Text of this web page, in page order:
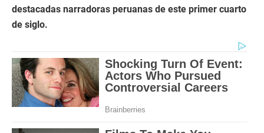
destacadas narradoras peruanas de este primer cuarto
de siglo.